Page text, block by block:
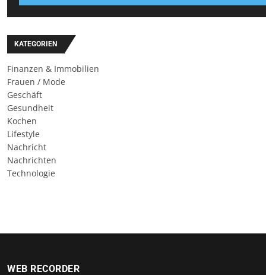
KATEGORIEN
Finanzen & Immobilien
Frauen / Mode
Geschäft
Gesundheit
Kochen
Lifestyle
Nachricht
Nachrichten
Technologie
WEB RECORDER